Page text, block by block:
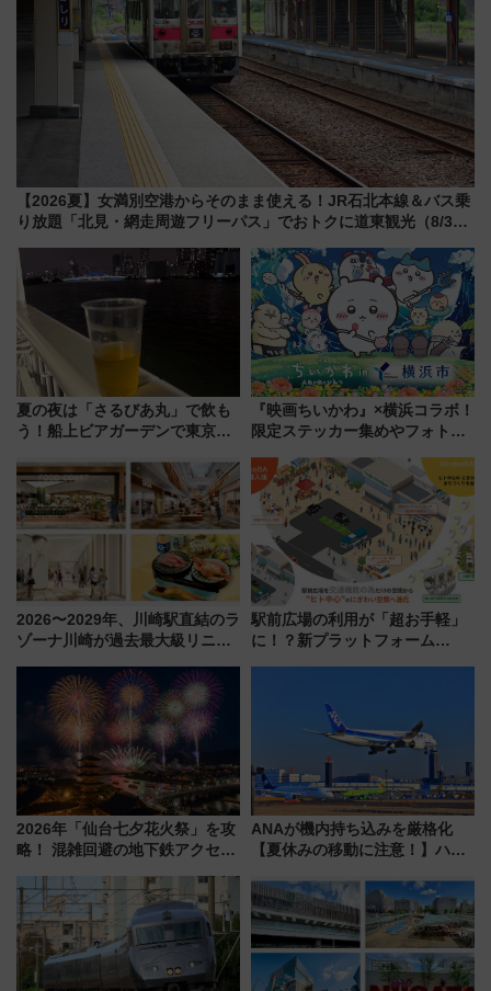
【2026夏】女満別空港からそのまま使える！JR石北本線＆バス乗
り放題「北見・網走周遊フリーパス」でおトクに道東観光（8/3発
夏の夜は「さるびあ丸」で飲も
う！船上ビアガーデンで東京湾
杯……工場直送生ビールや島グ
ルメが美味い
『映画ちいかわ』×横浜コラボ！
限定ステッカー集めやフォトス
いを満喫しよう（花火鑑賞会応
募は7/12まで！）
2026〜2029年、川崎駅直結のラ
ゾーナ川崎が過去最大級リニュ
「いつから何が変わるか」徹底
解説！
駅前広場の利用が「超お手軽」
に！？新プラットフォーム
どに【JR東日本】
2026年「仙台七夕花火祭」を攻
略！ 混雑回避の地下鉄アクセス
火前に楽しむ仙台観光ルートま
で解説！
ANAが機内持ち込みを厳格化
【夏休みの移動に注意！】ハン
「身の回り品」新サイズ制限
(40×30×20cm)おさらい